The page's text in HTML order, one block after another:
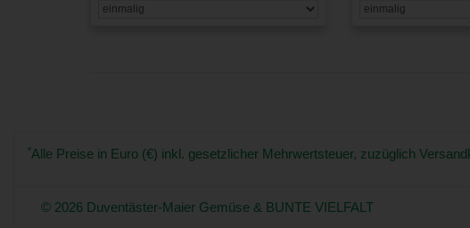
*Alle Preise in Euro (€) inkl. gesetzlicher Mehrwertsteuer, zuzüglich
© 2026 Duventäster-Maier Gemüse & BUNTE VIELFALT